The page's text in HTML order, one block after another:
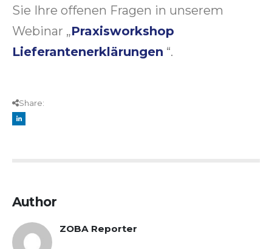
Sie Ihre offenen Fragen in unserem
Webinar „Praxisworkshop
Lieferantenerklärungen “.
Share:
Author
ZOBA Reporter